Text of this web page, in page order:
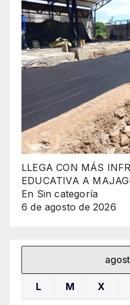
LLEGA CON MÁS
EDUCATIVA A
En Sin categoría
6 de agosto de 2026
L M X